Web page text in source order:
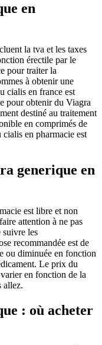
en
la tva et les taxes
érectile par le
pour traiter la
à obtenir une
cialis en france est
pour obtenir du Viagra
destiné au traitement
en comprimés de
en pharmacie est
generique en
est libre et non
attention à ne pas
suivre les
recommandée est de
ou diminuée en fonction
Le prix du
en fonction de la
allez.
: où acheter